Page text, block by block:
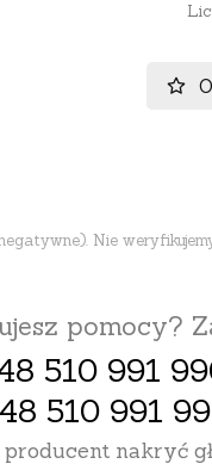
Nie
pomocy?
510 991
510 991
nakryć